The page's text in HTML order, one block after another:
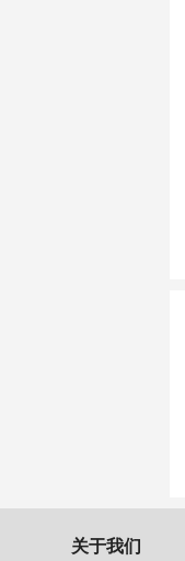
关于我们